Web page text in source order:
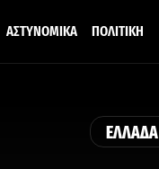
ΑΣΤΥΝΟΜΙΚΑ ΠΟΛΙΤΙΚΗ
ΕΛΛΑΔΑ